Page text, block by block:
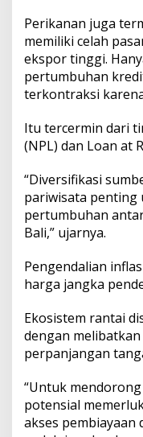
Perikanan juga
memiliki celah
ekspor tinggi.
pertumbuhan
terkontraksi
Itu tercermin dari
(NPL) dan Loan at
“Diversifikasi
pariwisata penting
pertumbuhan
Bali,” ujarnya.
Pengendalian
harga jangka
Ekosistem rantai
dengan
perpanjangan
“Untuk
potensial
akses pembiayaan